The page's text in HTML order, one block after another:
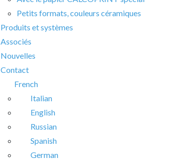
Petits formats, couleurs céramiques
Produits et systèmes
Associés
Nouvelles
Contact
French
Italian
English
Russian
Spanish
German